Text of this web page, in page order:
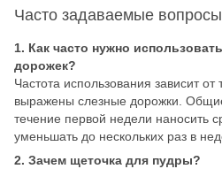
Часто задаваемые вопросы
1. Как часто нужно
дорожек?
Частота использования зависит от
выражены слезные дорожки.
течение первой недели наносить
уменьшать до нескольких раз в
2. Зачем щеточка для пудры?